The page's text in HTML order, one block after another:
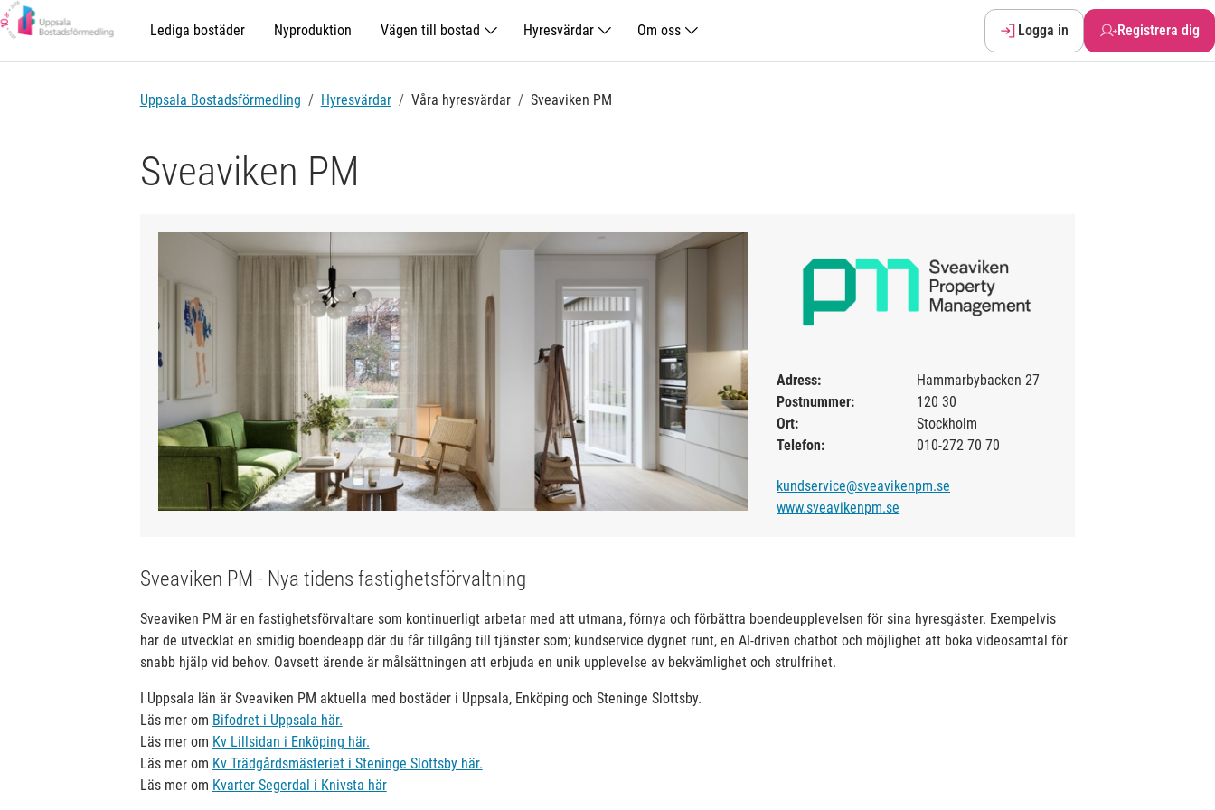
Lediga bostäder Nyproduktion Vägen till bostad Hyresvärdar Om oss Logga in Registrera dig
Uppsala Bostadsförmedling Hyresvärdar Våra hyresvärdar Sveaviken PM
Sveaviken PM
Adress:
Hammarbybacken 27
Postnummer:
120 30
Ort:
Stockholm
Telefon:
010-272 70 70
kundservice@sveavikenpm.se
www.sveavikenpm.se
Sveaviken PM - Nya tidens fastighetsförvaltning
Sveaviken PM är en fastighetsförvaltare som kontinuerligt arbetar med att utmana, förnya och förbättra boendeupplevelsen för sina hyresgäster. Exempelvis
har de utvecklat en smidig boendeapp där du får tillgång till tjänster som; kundservice dygnet runt, en AI-driven chatbot och möjlighet att boka videosamtal för
snabb hjälp vid behov. Oavsett ärende är målsättningen att erbjuda en unik upplevelse av bekvämlighet och strulfrihet.
I Uppsala län är Sveaviken PM aktuella med bostäder i Uppsala, Enköping och Steninge Slottsby.
Läs mer om Bifodret i Uppsala här.
Läs mer om Kv Lillsidan i Enköping här.
Läs mer om Kv Trädgårdsmästeriet i Steninge Slottsby här.
Läs mer om Kvarter Segerdal i Knivsta här